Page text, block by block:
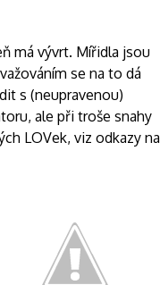
má vývrt. Mířidla jsou
se na to dá
s (neupravenou)
ale při troše snahy
LOVek, viz odkazy na